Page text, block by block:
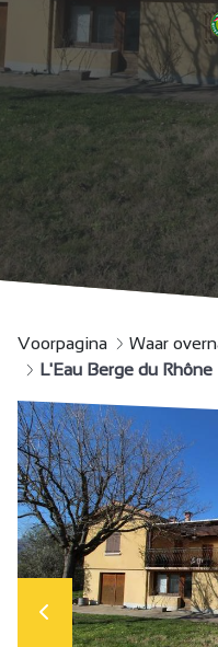
Voorpagina Waar
L'Eau Berge du Rhône